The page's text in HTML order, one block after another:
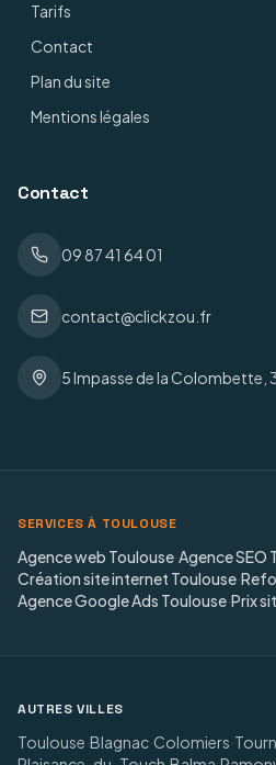
Tarifs
Contact
Plan du site
Mentions légales
Contact
09 87 41 64 01
contact@clickzou.fr
5 Impasse de la Colombette,
SERVICES À TOULOUSE
Agence web Toulouse·Agence SEO
Création site internet Toulouse·
Agence Google Ads Toulouse·Prix
AUTRES VILLES
Toulouse·Blagnac·Colomiers·